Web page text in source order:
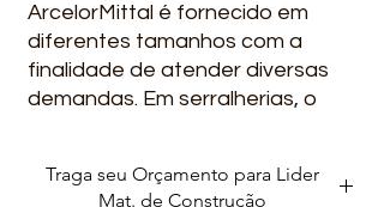
ArcelorMittal é fornecido em
diferentes tamanhos com a
finalidade de atender diversas
demandas. Em serralherias, o
Traga seu Orçamento para Lider
Mat. de Construção